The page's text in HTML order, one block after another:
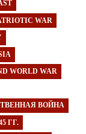
WAR
WORLD WAR
ВОЙНА
ГГ.